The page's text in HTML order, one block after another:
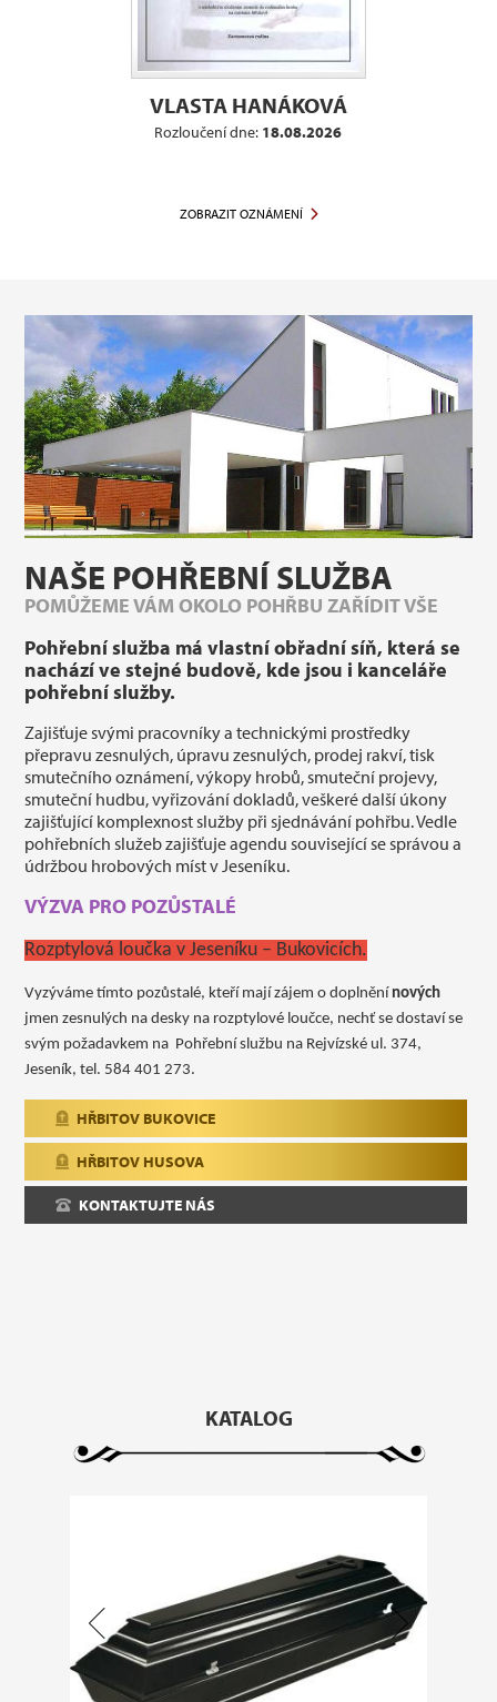
VLASTA HANÁKOVÁ
Rozloučení dne: 18.08.2026
ZOBRAZIT OZNÁMENÍ
NAŠE POHŘEBNÍ SLUŽBA
POMŮŽEME VÁM OKOLO POHŘBU ZAŘÍDIT VŠE
Pohřební služba má vlastní obřadní síň, která se
nachází ve stejné budově, kde jsou i kanceláře
pohřební služby.
Zajišťuje svými pracovníky a technickými prostředky
přepravu zesnulých, úpravu zesnulých, prodej rakví, tisk
smutečního oznámení, výkopy hrobů, smuteční projevy,
smuteční hudbu, vyřizování dokladů, veškeré další úkony
zajišťující komplexnost služby při sjednávání pohřbu. Vedle
pohřebních služeb zajišťuje agendu související se správou a
údržbou hrobových míst v Jeseníku.
VÝZVA PRO POZŮSTALÉ
Rozptylová loučka v Jeseníku – Bukovicích.
Vyzýváme tímto pozůstalé, kteří mají zájem o doplnění nových
jmen zesnulých na desky na rozptylové loučce, nechť se dostaví se
svým požadavkem na Pohřební službu na Rejvízské ul. 374,
Jeseník, tel. 584 401 273.
HŘBITOV BUKOVICE
HŘBITOV HUSOVA
KONTAKTUJTE NÁS
KATALOG